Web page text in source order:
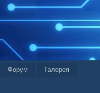
Форум Галерея